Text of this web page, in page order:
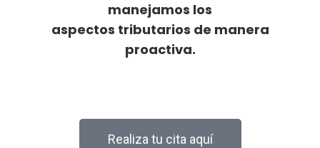
manejamos los
aspectos tributarios de manera
proactiva.
Realiza tu cita aquí